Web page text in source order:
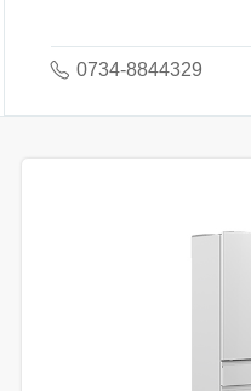
0734-8844329